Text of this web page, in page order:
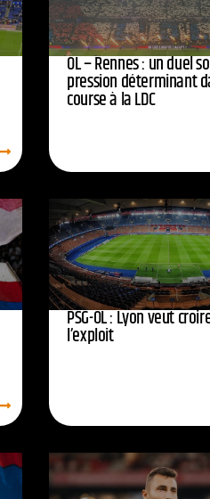
OL – Rennes : un duel
pression déterminant
course à la LDC
PSG-OL : Lyon veut
l’exploit